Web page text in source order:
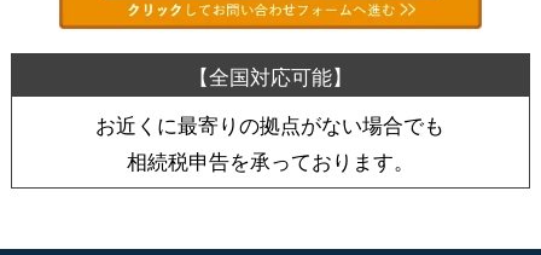
お近くに最寄りの拠点がない場合でも
相続税申告を承っております。